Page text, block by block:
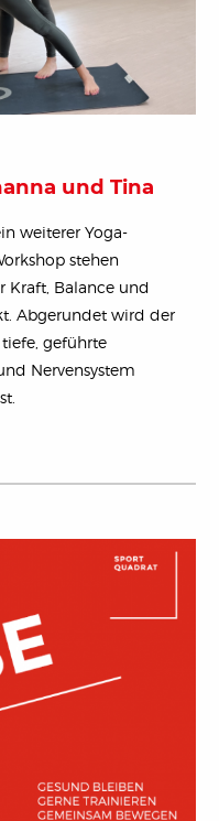
und Tina
weiterer Yoga-
stehen
Kraft, Balance und
Abgerundet wird der
geführte
Nervensystem